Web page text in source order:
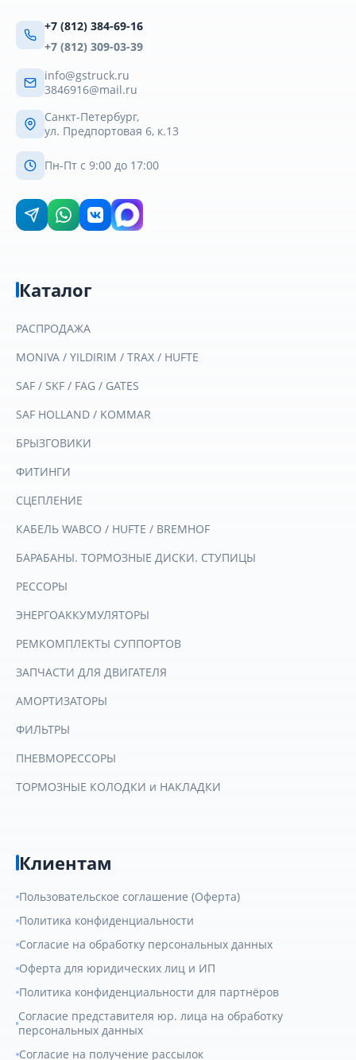
+7 (812) 384-69-16
+7 (812) 309-03-39
info@gstruck.ru
3846916@mail.ru
Санкт-Петербург,
ул. Предпортовая 6, к.13
Пн-Пт с 9:00 до 17:00
Каталог
РАСПРОДАЖА
MONIVA / YILDIRIM / TRAX / HUFTE
SAF / SKF / FAG / GATES
SAF HOLLAND / KOMMAR
БРЫЗГОВИКИ
ФИТИНГИ
СЦЕПЛЕНИЕ
КАБЕЛЬ WABCO / HUFTE / BREMHOF
БАРАБАНЫ. ТОРМОЗНЫЕ ДИСКИ. СТУПИЦЫ
РЕССОРЫ
ЭНЕРГОАККУМУЛЯТОРЫ
РЕМКОМПЛЕКТЫ СУППОРТОВ
ЗАПЧАСТИ ДЛЯ ДВИГАТЕЛЯ
АМОРТИЗАТОРЫ
ФИЛЬТРЫ
ПНЕВМОРЕССОРЫ
ТОРМОЗНЫЕ КОЛОДКИ и НАКЛАДКИ
Клиентам
Пользовательское соглашение (Оферта)
Политика конфиденциальности
Согласие на обработку персональных данных
Оферта для юридических лиц и ИП
Политика конфиденциальности для партнёров
Согласие представителя юр. лица на обработку
персональных данных
Согласие на получение рассылок